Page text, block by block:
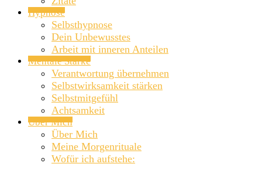
Hypnose
Selbsthypnose
Dein Unbewusstes
Arbeit mit inneren Anteilen
Mentale Stärke
Verantwortung übernehmen
Selbstwirksamkeit stärken
Selbstmitgefühl
Achtsamkeit
Über Mich
Über Mich
Meine Morgenrituale
Wofür ich aufstehe: